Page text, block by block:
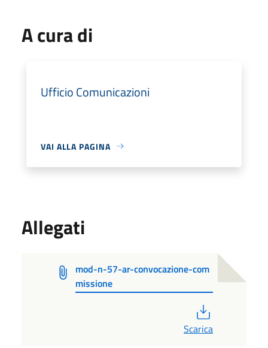
A cura di
Ufficio Comunicazioni
VAI ALLA PAGINA
Allegati
mod-n-57-ar-convocazione-com
missione
Scarica